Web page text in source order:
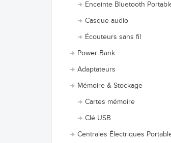
Enceinte Bluetooth
Casque audio
Écouteurs sans fil
Power Bank
Adaptateurs
Mémoire & Stockage
Cartes mémoire
Clé USB
Centrales Électriques